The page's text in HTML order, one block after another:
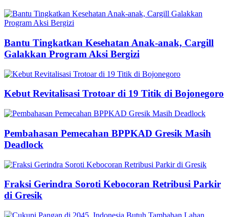
Bantu Tingkatkan Kesehatan Anak-anak, Cargill
Galakkan Program Aksi Bergizi
Kebut Revitalisasi Trotoar di 19 Titik di Bojonegoro
Pembahasan Pemecahan BPPKAD Gresik Masih
Deadlock
Fraksi Gerindra Soroti Kebocoran Retribusi Parkir
di Gresik